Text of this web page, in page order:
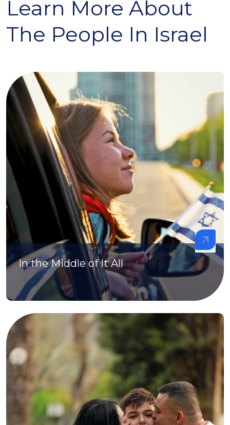
Learn More About
The People In Israel
In the Middle of It All